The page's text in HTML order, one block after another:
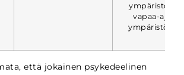
ympäristöstä
vapaa-ajan
ympäristöön.
että jokainen psykedeelinen